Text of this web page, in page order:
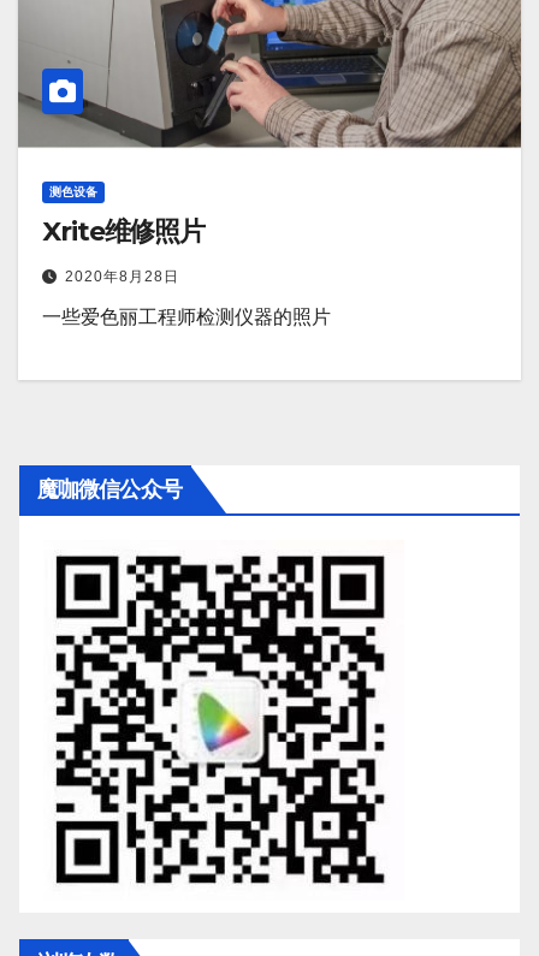
测色设备
Xrite维修照片
2020年8月28日
一些爱色丽工程师检测仪器的照片
魔咖微信公众号